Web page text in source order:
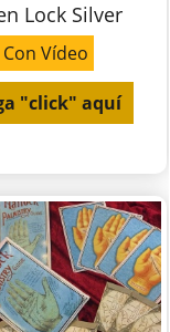
Lock Silver
Con Vídeo
"click" aquí